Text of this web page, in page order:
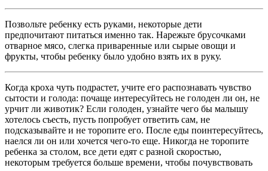
Позвольте ребенку есть руками, некоторые дети
предпочитают питаться именно так. Нарежьте брусочками
отварное мясо, слегка приваренные или сырые овощи и
фрукты, чтобы ребенку было удобно взять их в руку.
Когда кроха чуть подрастет, учите его распознавать чувство
сытости и голода: почаще интересуйтесь не голоден ли он, не
урчит ли животик? Если голоден, узнайте чего бы малышу
хотелось съесть, пусть попробует ответить сам, не
подсказывайте и не торопите его. После еды поинтересуйтесь,
наелся ли он или хочется чего-то еще. Никогда не торопите
ребенка за столом, все дети едят с разной скоростью,
некоторым требуется больше времени, чтобы почувствовать